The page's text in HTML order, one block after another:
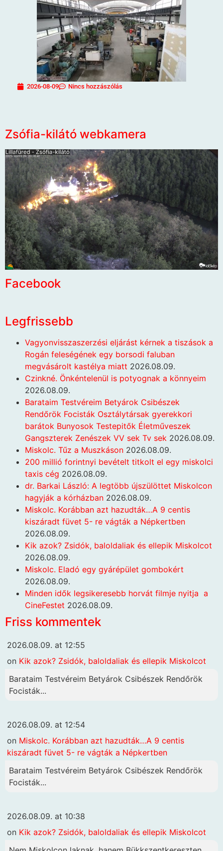
2026-08-09 Nincs hozzászólás
Zsófia-kilátó webkamera
Facebook
Legfrissebb
Vagyonvisszaszerzési eljárást kérnek a tiszások a
Rogán feleségének egy borsodi faluban
megvásárolt kastélya miatt 2026.08.09.
Czinkné. Önkéntelenül is potyognak a könnyeim
2026.08.09.
Barataim Testvéreim Betyárok Csibészek
Rendőrök Focisták Osztálytársak gyerekkori
barátok Bunyosok Testepitők Életműveszek
Gangszterek Zenészek VV sek Tv sek 2026.08.09.
Miskolc. Tűz a Muszkáson 2026.08.09.
200 millió forintnyi bevételt titkolt el egy miskolci
taxis cég 2026.08.09.
dr. Barkai László: A legtöbb újszülöttet Miskolcon
hagyják a kórházban 2026.08.09.
Miskolc. Korábban azt hazudták…A 9 centis
kiszáradt füvet 5- re vágták a Népkertben
2026.08.09.
Kik azok? Zsidók, baloldaliak és ellepik Miskolcot
2026.08.09.
Miskolc. Eladó egy gyárépület gombokért
2026.08.09.
Minden idők legsikeresebb horvát filmje nyitja a
CineFestet 2026.08.09.
Friss kommentek
2026.08.09. at 12:55
on Kik azok? Zsidók, baloldaliak és ellepik Miskolcot
Barataim Testvéreim Betyárok Csibészek Rendőrök
Focisták...
2026.08.09. at 12:54
on Miskolc. Korábban azt hazudták…A 9 centis
kiszáradt füvet 5- re vágták a Népkertben
Barataim Testvéreim Betyárok Csibészek Rendőrök
Focisták...
2026.08.09. at 10:38
on Kik azok? Zsidók, baloldaliak és ellepik Miskolcot